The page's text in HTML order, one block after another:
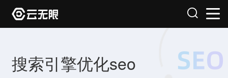
搜索引擎优化seo